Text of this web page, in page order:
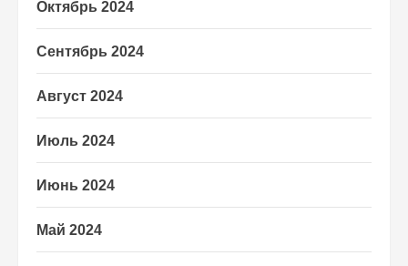
Октябрь 2024
Сентябрь 2024
Август 2024
Июль 2024
Июнь 2024
Май 2024